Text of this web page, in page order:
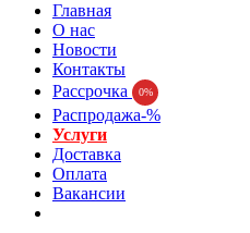
Главная
О нас
Новости
Контакты
Рассрочка
0%
Распродажа-%
Услуги
Доставка
Оплата
Вакансии